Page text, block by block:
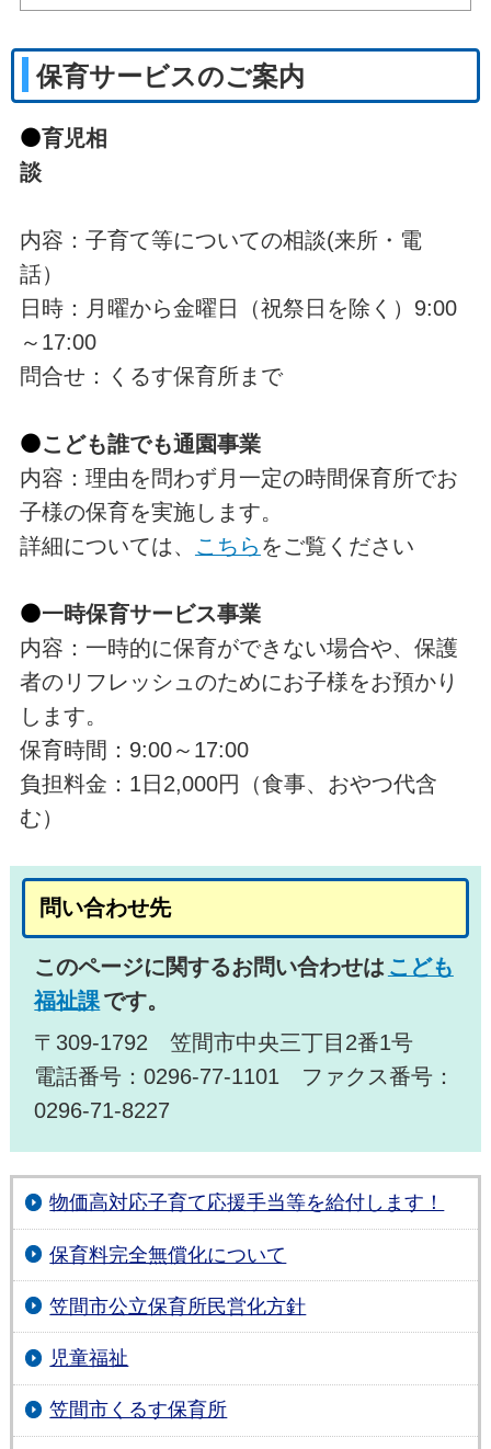
保育サービスのご案内
⚫育児相
談
内容：子育て等についての相談(来所・電
話）
日時：月曜から金曜日（祝祭日を除く）9:00
～17:00
問合せ：くるす保育所まで
⚫こども誰でも通園事業
内容：理由を問わず月一定の時間保育所でお
子様の保育を実施します。
詳細については、 こちら をご覧ください
⚫一時保育サービス事業
内容：一時的に保育ができない場合や、保護
者のリフレッシュのためにお子様をお預かり
します。
保育時間：9:00～17:00
負担料金：1日2,000円（食事、おやつ代含
む）
問い合わせ先
このページに関するお問い合わせは こども
福祉課です。
〒309-1792 笠間市中央三丁目2番1号
電話番号：0296-77-1101 ファクス番号：
0296-71-8227
物価高対応子育て応援手当等を給付します！
保育料完全無償化について
笠間市公立保育所民営化方針
児童福祉
笠間市くるす保育所